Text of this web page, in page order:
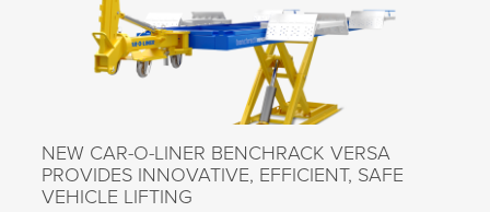
NEW CAR-O-LINER BENCHRACK VERSA
PROVIDES INNOVATIVE, EFFICIENT, SAFE
VEHICLE LIFTING